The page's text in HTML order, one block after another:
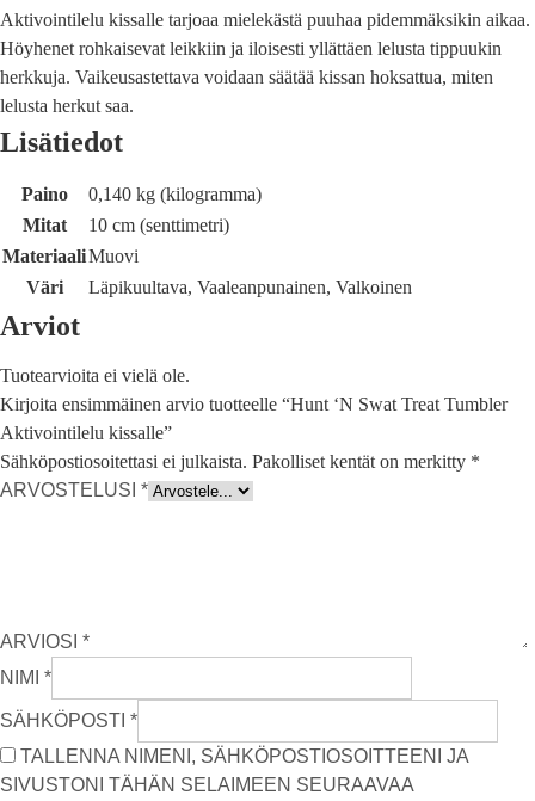
Aktivointilelu kissalle tarjoaa mielekästä puuhaa pidemmäksikin aikaa.
Höyhenet rohkaisevat leikkiin ja iloisesti yllättäen lelusta tippuukin
herkkuja. Vaikeusastettava voidaan säätää kissan hoksattua, miten
lelusta herkut saa.
Lisätiedot
Paino
0,140 kg (kilogramma)
Mitat
10 cm (senttimetri)
MateriaaliMuovi
Väri
Läpikuultava, Vaaleanpunainen, Valkoinen
Arviot
Tuotearvioita ei vielä ole.
Kirjoita ensimmäinen arvio tuotteelle “Hunt ‘N Swat Treat Tumbler
Aktivointilelu kissalle”
Sähköpostiosoitettasi ei julkaista. Pakolliset kentät on merkitty *
ARVOSTELUSI *
ARVIOSI *
NIMI *
SÄHKÖPOSTI *
TALLENNA NIMENI, SÄHKÖPOSTIOSOITTEENI JA
SIVUSTONI TÄHÄN SELAIMEEN SEURAAVAA